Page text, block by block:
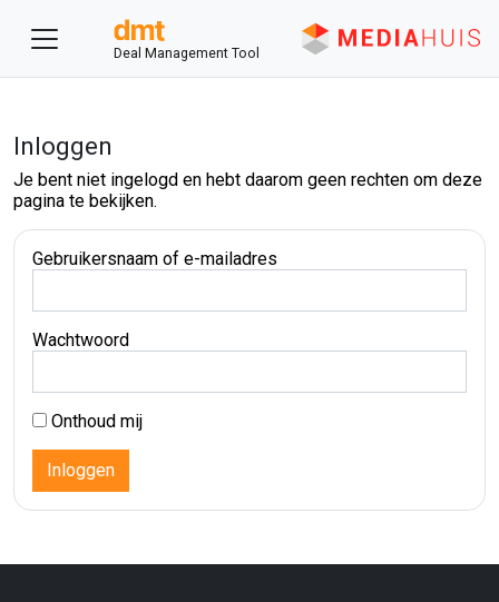
Deal Management Tool
Inloggen
Je bent niet ingelogd en hebt daarom geen rechten om deze
pagina te bekijken.
Gebruikersnaam of e-mailadres
Wachtwoord
Onthoud mij